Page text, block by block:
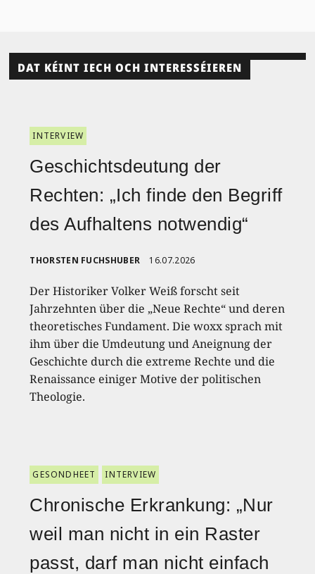
DAT KÉINT IECH OCH INTERESSÉIEREN
INTERVIEW
Geschichtsdeutung der
Rechten: „Ich finde den Begriff
des Aufhaltens notwendig“
THORSTEN FUCHSHUBER 16.07.2026
Der Historiker Volker Weiß forscht seit
Jahrzehnten über die „Neue Rechte“ und deren
theoretisches Fundament. Die woxx sprach mit
ihm über die Umdeutung und Aneignung der
Geschichte durch die extreme Rechte und die
Renaissance einiger Motive der politischen
Theologie.
GESONDHEET INTERVIEW
Chronische Erkrankung: „Nur
weil man nicht in ein Raster
passt, darf man nicht einfach